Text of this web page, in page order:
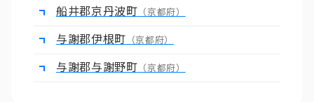
船井郡京丹波町 （京都府）
与謝郡伊根町 （京都府）
与謝郡与謝野町 （京都府）